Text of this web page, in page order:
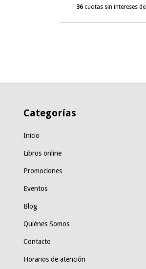
36 cuotas sin intereses de
Categorías
Inicio
Libros online
Promociones
Eventos
Blog
Quiénes Somos
Contacto
Horarios de atención